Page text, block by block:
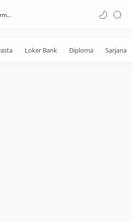
Informasi lowongan khusus Fresh Graduate lulusan Diploma-Sarjana....
Loker Bank Diploma Sarjana